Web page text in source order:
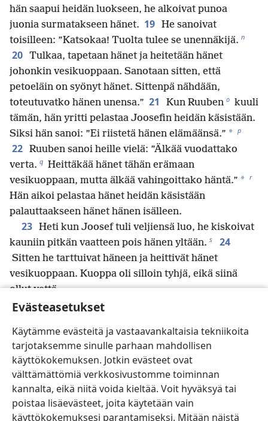
Evästeasetukset
Käytämme evästeitä ja vastaavankaltaisia tekniikoita
tarjotaksemme sinulle parhaan mahdollisen
käyttökokemuksen. Jotkin evästeet ovat
välttämättömiä verkkosivustomme toiminnan
kannalta, eikä niitä voida kieltää. Voit hyväksyä tai
poistaa lisäevästeet, joita käytetään vain
käyttökokemuksesi parantamiseksi. Mitään näistä
hän saapui heidän luokseen, he alkoivat punoa
juonia surmatakseen hänet. 19 He sanoivat
toisilleen: ”Katsokaa! Tuolta tulee se unennäkijä. n
20 Tulkaa, tapetaan hänet ja heitetään hänet
johonkin vesikuoppaan. Sanotaan sitten, että
petoeläin on syönyt hänet. Sittenpä nähdään,
toteutuvatko hänen unensa.” 21 Kun Ruuben o kuuli
tämän, hän yritti pelastaa Joosefin heidän käsistään.
Siksi hän sanoi: ”Ei riistetä hänen elämäänsä.” * p
22 Ruuben sanoi heille vielä: ”Älkää vuodattako
verta. q Heittäkää hänet tähän erämaan
vesikuoppaan, mutta älkää vahingoittako häntä.” * r
Hän aikoi pelastaa hänet heidän käsistään
palauttaakseen hänet hänen isälleen.
23 Heti kun Joosef tuli veljiensä luo, he kiskoivat
kauniin pitkän vaatteen pois hänen yltään. s 24
Sitten he tarttuivat häneen ja heittivät hänet
vesikuoppaan. Kuoppa oli silloin tyhjä, eikä siinä
ollut vettä.
25 Sen jälkeen he istuutuivat syömään. Kun he
karavaani oli tulossa Gileadista. Heidän kamelinsa
kuljettivat ladaania, * balsamia ja pihkaista kuorta,
ja he olivat matkalla Egyptiin. 26 Tällöin Juuda
sanoi veljilleen: ”Mitä hyötyä siitä olisi, että
tappaisimme veljemme ja salaisimme veritekomme?
v 27 Tulkaa, myydään hänet ismaelilaisille eikä